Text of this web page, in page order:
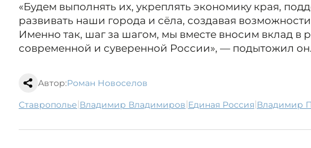
«Будем выполнять их, укреплять экономику края,
развивать наши города и сёла, создавая
Именно так, шаг за шагом, мы вместе вносим вклад в
современной и суверенной России», — подытожил он.
Автор:Роман Новоселов
Ставрополье| Владимир Владимиров| Единая Россия| Владимир